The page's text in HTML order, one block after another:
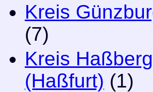
Kreis
(7)
Kreis
(Haßfurt) (1)